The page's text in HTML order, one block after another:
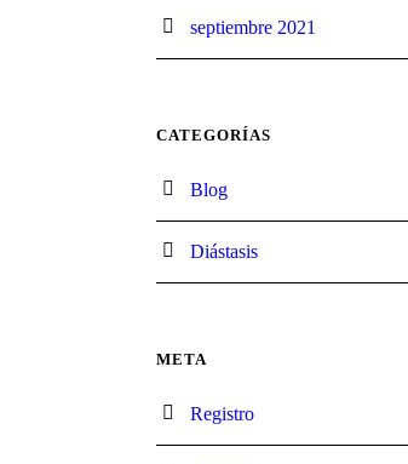
septiembre 2021
CATEGORÍAS
Blog
Diástasis
META
Registro